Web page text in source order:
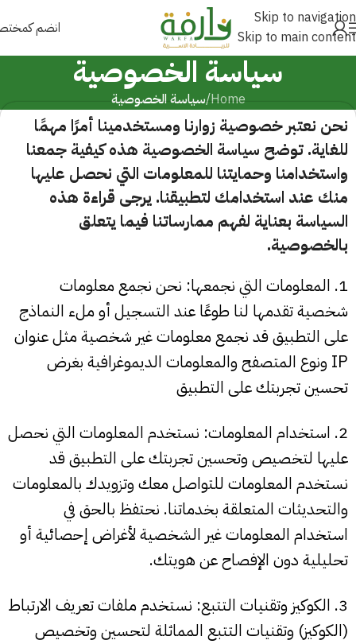
Skip to navigation
Skip to main content
انضم
سياسة الخصوصية
Home
/سياسة الخصوصية
نحن نعتبر خصوصية زوارنا ومستخدمينا أمرًا مهمًا
للغاية. توضح سياسة الخصوصية هذه كيفية جمعنا
واستخدامنا وحمايتنا للمعلومات التي نحصل عليها
منك عند استخدامك لتطبيقنا. يرجى قراءة هذه
السياسة بعناية لفهم ممارساتنا فيما يتعلق
بالخصوصية.
1. المعلومات التي نجمعها: نحن نجمع معلومات
شخصية تقدمها لنا طوعًا عند التسجيل أو ملء النماذج
على التطبيق قد نجمع معلومات غير شخصية مثل عنوان
IP ونوع المتصفح والمعلومات الديموغرافية بغرض
تحسين تجربتك على التطبيق
2. استخدام المعلومات: نستخدم المعلومات التي نحصل
عليها لتخصيص وتحسين تجربتك على التطبيق قد
نستخدم المعلومات للتواصل معك وتزويدك بالمعلومات
والتحديثات المتعلقة بخدماتنا. نحتفظ بالحق في
استخدام المعلومات غير الشخصية لأغراض إحصائية أو
تحليلية دون الإفصاح عن هويتك.
3. الكوكيز وتقنيات التتبع: نستخدم ملفات تعريف الارتباط
(الكوكيز) وتقنيات التتبع المماثلة لتحسين وتخصيص